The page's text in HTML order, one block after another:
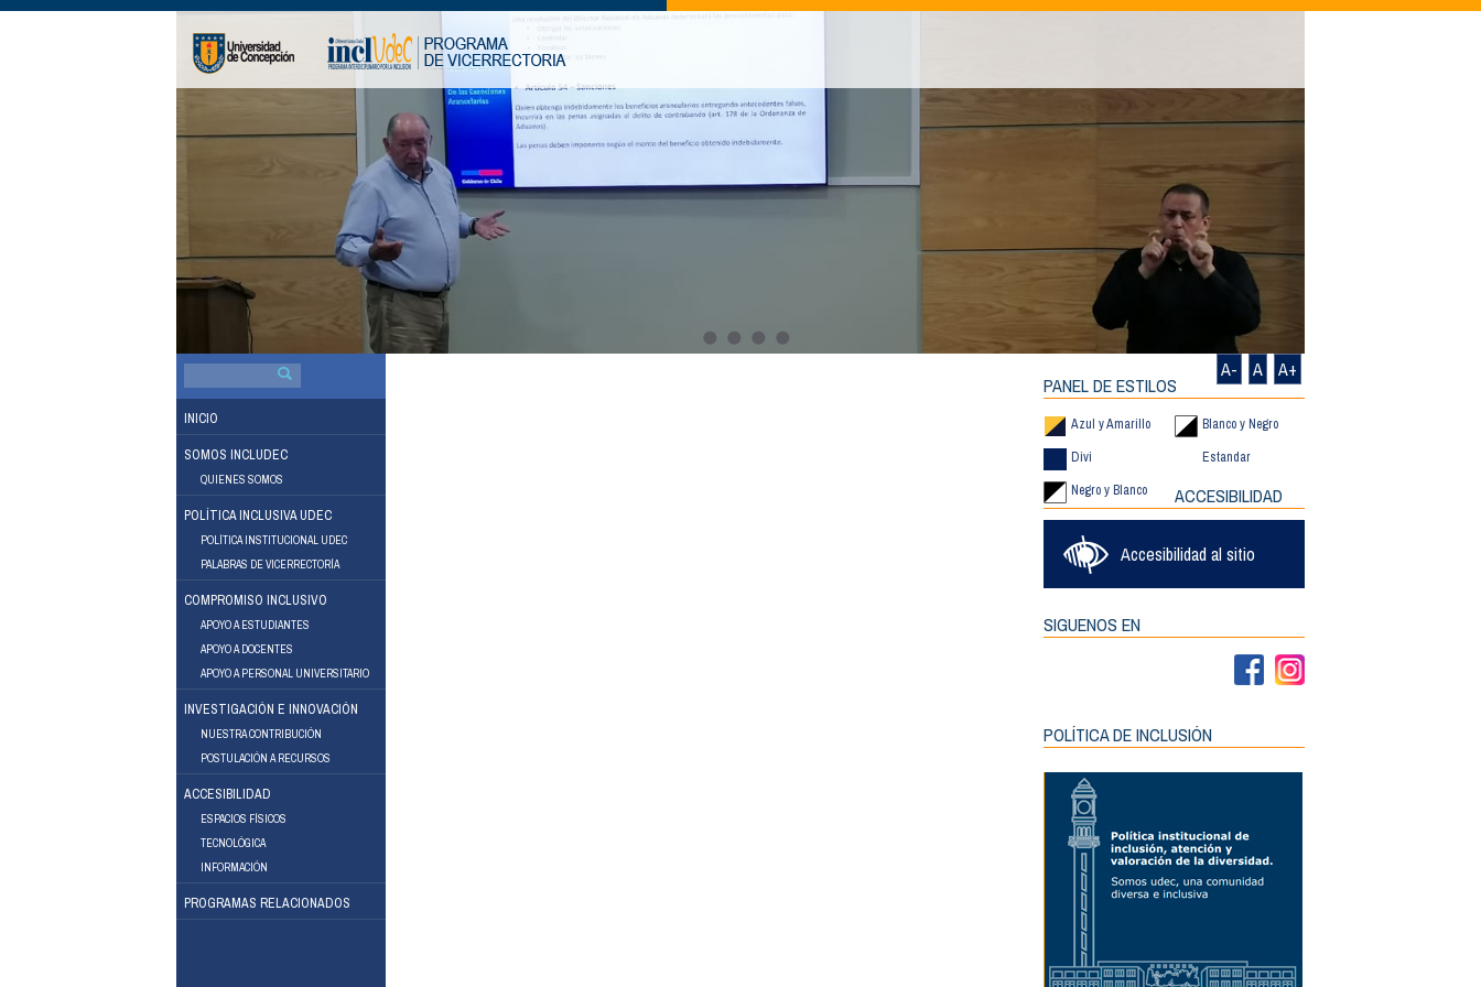
BUSCAR
INICIO
SOMOS INCLUDEC
QUIENES SOMOS
POLÍTICA INCLUSIVA UDEC
POLÍTICA INSTITUCIONAL UDEC
PALABRAS DE VICERRECTORÍA
COMPROMISO INCLUSIVO
APOYO A ESTUDIANTES
APOYO A DOCENTES
APOYO A PERSONAL UNIVERSITARIO
INVESTIGACIÓN E INNOVACIÓN
NUESTRA CONTRIBUCIÓN
POSTULACIÓN A RECURSOS
ACCESIBILIDAD
ESPACIOS FÍSICOS
TECNOLÓGICA
INFORMACIÓN
PROGRAMAS RELACIONADOS
A+
A
A-
PANEL DE ESTILOS
Azul y Amarillo
Blanco y Negro
Divi
Estandar
Negro y Blanco
ACCESIBILIDAD
Accesibilidad al sitio
SIGUENOS EN
Instagram
POLÍTICA DE INCLUSIÓN